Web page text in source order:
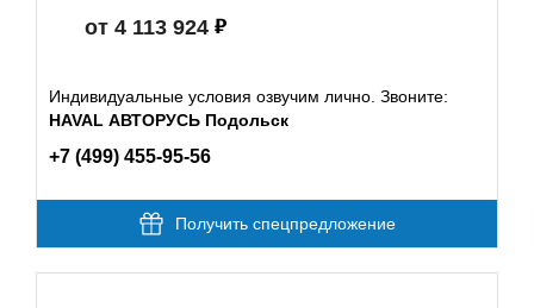
от 4 113 924
Индивидуальные условия озвучим лично. Звоните:
HAVAL АВТОРУСЬ Подольск
+7 (499) 455-95-56
Получить спецпредложение